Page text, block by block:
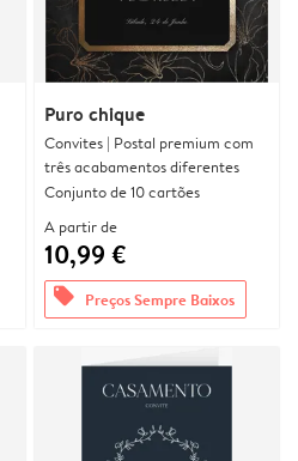
Puro chique
Convites | Postal premium com
três acabamentos diferentes
Conjunto de 10 cartões
A partir de
10,99 €
offers Preços Sempre Baixos